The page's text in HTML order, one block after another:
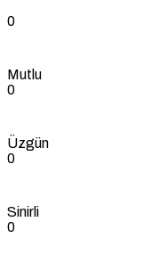
0
Mutlu
0
Üzgün
0
Sinirli
0